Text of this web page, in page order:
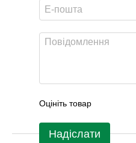
Оцініть товар
Надіслати